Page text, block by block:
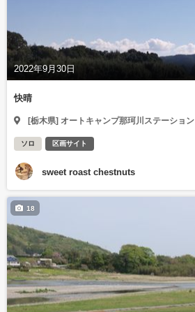
2022年9月30日
快晴
[栃木県] オートキャンプ那珂川ステーション
ソロ 区画サイト
sweet roast chestnuts
18